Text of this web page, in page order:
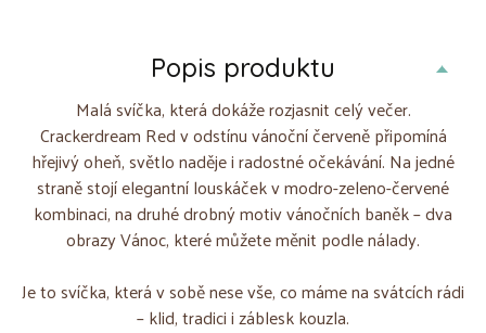
Popis produktu
Malá svíčka, která dokáže rozjasnit celý večer.
Crackerdream Red v odstínu vánoční červeně připomíná
hřejivý oheň, světlo naděje i radostné očekávání. Na jedné
straně stojí elegantní louskáček v modro-zeleno-červené
kombinaci, na druhé drobný motiv vánočních baněk – dva
obrazy Vánoc, které můžete měnit podle nálady.
Je to svíčka, která v sobě nese vše, co máme na svátcích rádi
– klid, tradici i záblesk kouzla.